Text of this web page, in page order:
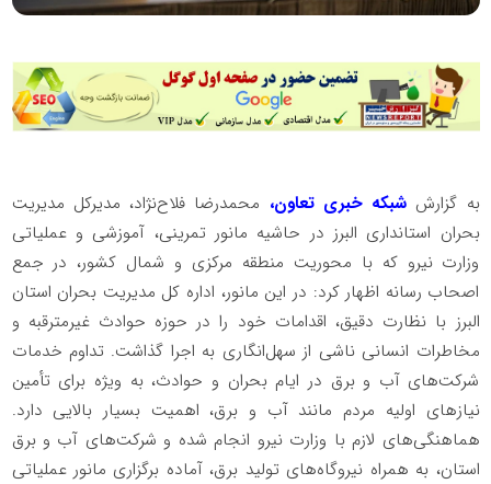
به گزارش شبکه خبری تعاون، محمدرضا فلاح‌نژاد، مدیرکل مدیریت
بحران استانداری البرز در حاشیه مانور تمرینی، آموزشی و عملیاتی
وزارت نیرو که با محوریت منطقه مرکزی و شمال کشور، در جمع
اصحاب رسانه اظهار کرد: در این مانور، اداره کل مدیریت بحران استان
البرز با نظارت دقیق، اقدامات خود را در حوزه حوادث غیرمترقبه و
مخاطرات انسانی ناشی از سهل‌انگاری به اجرا گذاشت. تداوم خدمات
شرکت‌های آب و برق در ایام بحران و حوادث، به ویژه برای تأمین
نیازهای اولیه مردم مانند آب و برق، اهمیت بسیار بالایی دارد.
هماهنگی‌های لازم با وزارت نیرو انجام شده و شرکت‌های آب و برق
استان، به همراه نیروگاه‌های تولید برق، آماده برگزاری مانور عملیاتی